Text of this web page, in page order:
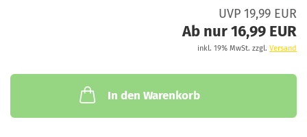
UVP 19,99 EUR
Ab nur 16,99 EUR
inkl. 19% MwSt. zzgl. Versand
In den Warenkorb